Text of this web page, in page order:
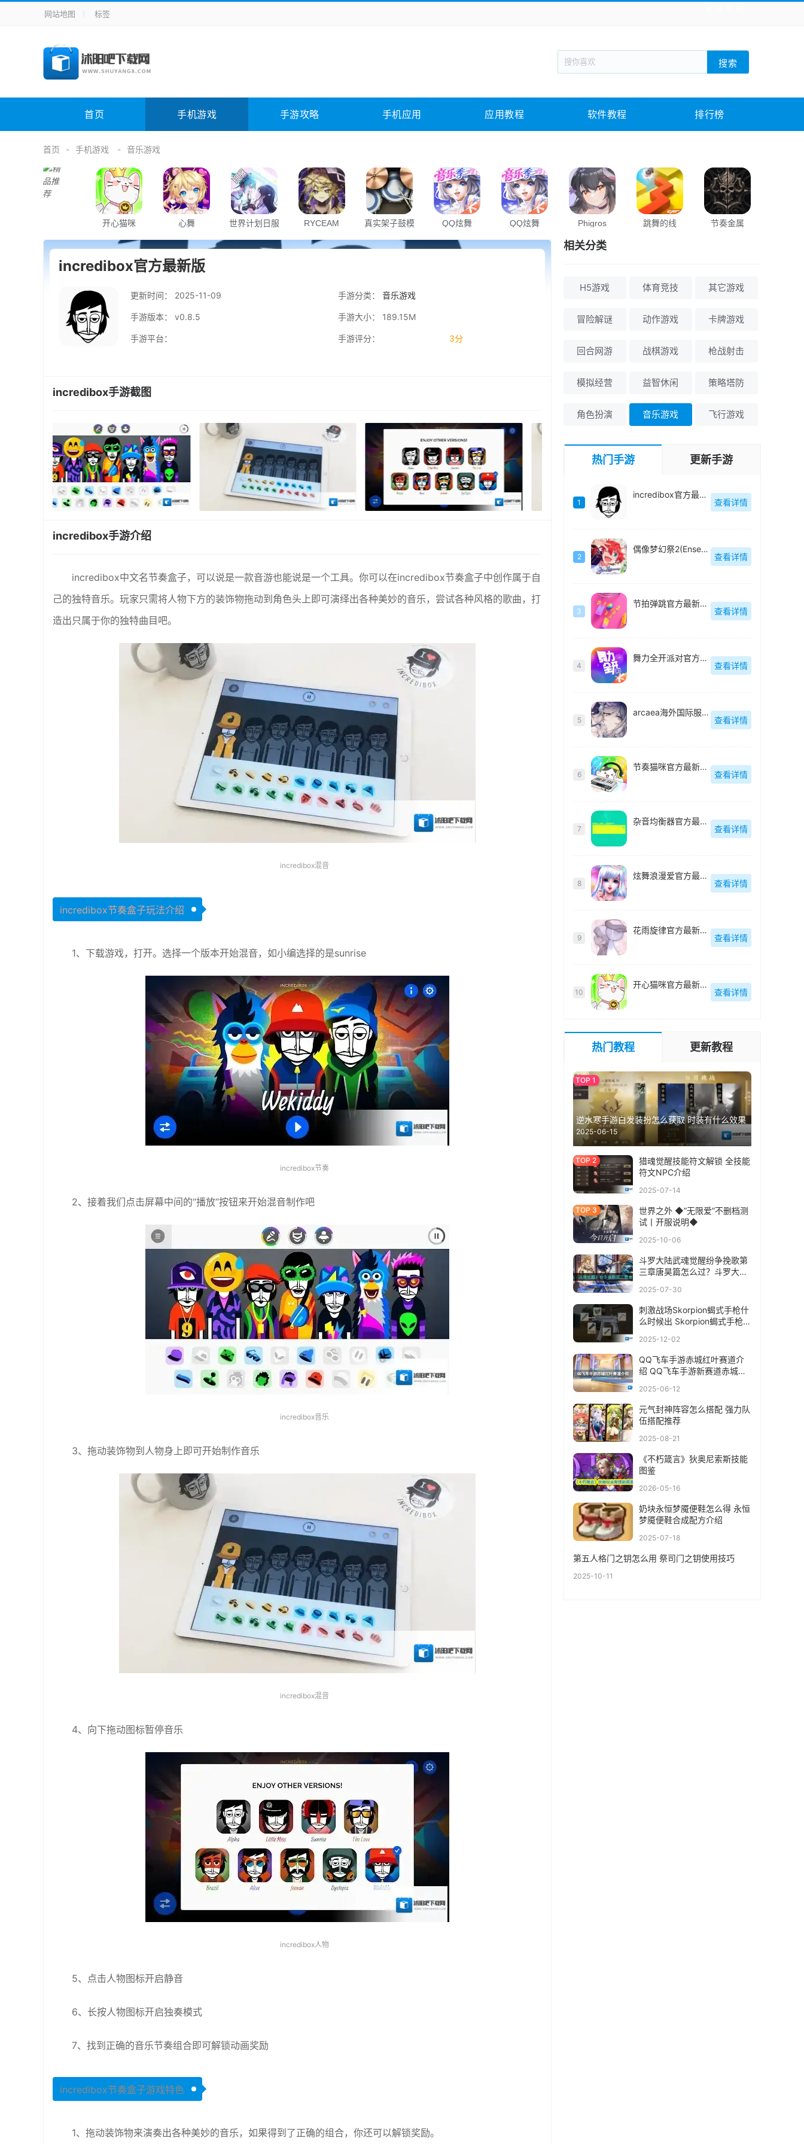
手机应用 新闻阅读 旅游出行 生活实用
手机游戏 H5游戏 回合网游 战棋游戏 枪战射击
电脑软件 其它类别 图形软件 安全相关 应用软件 影音软件 插件下载 教育教学 游戏娱乐 系统软件 素材下载
未分类 综合其它
网站地图 标签
搜索
首页 手机游戏 手游攻略 手机应用 应用教程 软件教程 排行榜
首页 手机游戏 音乐游戏
开心猫咪 心舞 世界计划日服 RYCEAM
真实架子鼓模
QQ炫舞 QQ炫舞 Phigros 跳舞的线 节奏金属
incredibox官方最新版
更新时间： 2025-11-09 手游分类： 音乐游戏
手游版本： v0.8.5 手游大小： 189.15M
手游平台： 手游评分： 3分
incredibox手游截图
incredibox手游介绍
incredibox中文名节奏盒子，可以说是一款音游也能说是一个工具。你可以在incredibox节奏盒子中创作属于自
己的独特音乐。玩家只需将人物下方的装饰物拖动到角色头上即可演绎出各种美妙的音乐，尝试各种风格的歌曲，打
造出只属于你的独特曲目吧。
incredibox混音
incredibox节奏盒子玩法介绍
1、下载游戏，打开。选择一个版本开始混音，如小编选择的是sunrise
incredibox节奏
2、接着我们点击屏幕中间的“播放”按钮来开始混音制作吧
incredibox音乐
3、拖动装饰物到人物身上即可开始制作音乐
incredibox混音
4、向下拖动图标暂停音乐
incredibox人物
5、点击人物图标开启静音
6、长按人物图标开启独奏模式
7、找到正确的音乐节奏组合即可解锁动画奖励
incredibox节奏盒子游戏特色
1、拖动装饰物来演奏出各种美妙的音乐，如果得到了正确的组合，你还可以解锁奖励。
相关分类
H5游戏 体育竞技 其它游戏
冒险解谜 动作游戏 卡牌游戏
回合网游 战棋游戏 枪战射击
模拟经营 益智休闲 策略塔防
角色扮演 音乐游戏 飞行游戏
热门手游 更新手游
1
incredibox官方最新版-v0.8.5
查看详情
2
偶像梦幻祭2(Ensemble Stars Music)国际版-3.4.7504
查看详情
3
节拍弹跳官方最新版-2.13.0
查看详情
4
舞力全开派对官方最新版-v0.8.2.153605
查看详情
5
arcaea海外国际服-6.5.0
查看详情
6
节奏猫咪官方最新版-1.4.2
查看详情
7
杂音均衡器官方最新版-v0.4.20
查看详情
8
炫舞浪漫爱官方最新版-1.40.0
查看详情
9
花雨旋律官方最新版-1.0.8
查看详情
10
开心猫咪官方最新版-3.260408.169
查看详情
热门教程 更新教程
逆水寒手游白发装扮怎么获取 时装有什么效果
2025-06-15
猎魂觉醒技能符文解锁 全技能
符文NPC介绍
2025-07-14
世界之外 ◆”无限爱”不删档测
试丨开服说明◆
2025-10-06
斗罗大陆武魂觉醒纷争挽歌第
三章唐昊篇怎么过？斗罗大陆
篇通关攻略
2025-07-30
刺激战场Skorpion蝎式手枪什
么时候出 Skorpion蝎式手枪上
2025-12-02
QQ飞车手游赤城红叶赛道介
绍 QQ飞车手游新赛道赤城红
2025-06-12
元气封神阵容怎么搭配 强力队
伍搭配推荐
2025-08-21
《不朽箴言》狄奥尼索斯技能
图鉴
2026-05-16
奶块永恒梦魇便鞋怎么得 永恒
梦魇便鞋合成配方介绍
2025-07-18
第五人格门之钥怎么用 祭司门之钥使用技巧
2025-10-11